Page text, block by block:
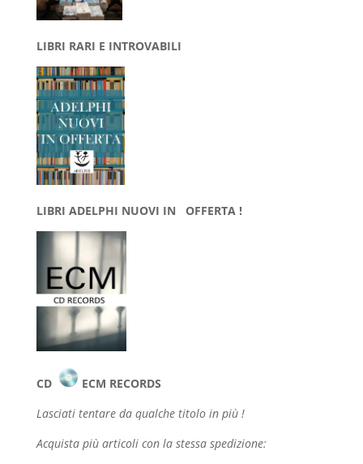
LIBRI RARI E INTROVABILI
LIBRI ADELPHI NUOVI IN OFFERTA !
CD
ECM RECORDS
Lasciati tentare da qualche titolo in più !
Acquista più articoli con la stessa spedizione: